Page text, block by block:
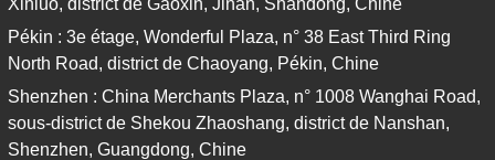
Pékin : 3e étage, Wonderful Plaza, n° 38 East Third Ring
North Road, district de Chaoyang, Pékin, Chine
Shenzhen : China Merchants Plaza, n° 1008 Wanghai Road,
sous-district de Shekou Zhaoshang, district de Nanshan,
Shenzhen, Guangdong, Chine